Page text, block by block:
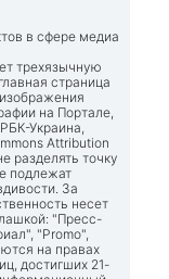
в сфере медиа
трехязычную
страница
на Портале,
Украина,
Attribution
разделять точку
подлежат
За
несет
"Пресс-
"Promo",
на правах
достигших 21-